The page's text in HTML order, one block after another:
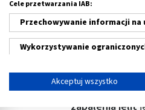
serca,
pacjentów z
Na rozwój
czynników.
wyniku
Kolejnym
zapalenia jelit
Cele przetwarzania IAB:
Przechowywanie informacji
Wykorzystywanie
Tworzenie profili w celu
Akceptuj wszystko